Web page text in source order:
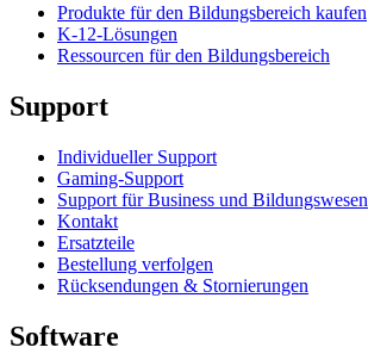
Produkte für den Bildungsbereich kaufen
K-12-Lösungen
Ressourcen für den Bildungsbereich
Support
Individueller Support
Gaming-Support
Support für Business und Bildungswesen
Kontakt
Ersatzteile
Bestellung verfolgen
Rücksendungen & Stornierungen
Software